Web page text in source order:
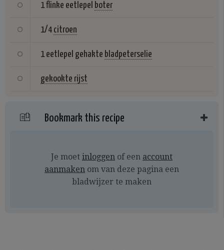
1 flinke eetlepel boter
1/4 citroen
1 eetlepel gehakte bladpeterselie
gekookte rijst
Bookmark this recipe
Je moet inloggen of een account
aanmaken om van deze pagina een
bladwijzer te maken